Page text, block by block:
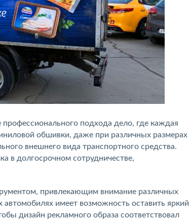
подхода дело, где каждая
обшивки, даже при различных размерах
внешнего вида транспортного средства.
в долгосрочном сотрудничестве,
привлекающим внимание различных
имеет возможность оставить яркий
дизайн рекламного образа соответствовал